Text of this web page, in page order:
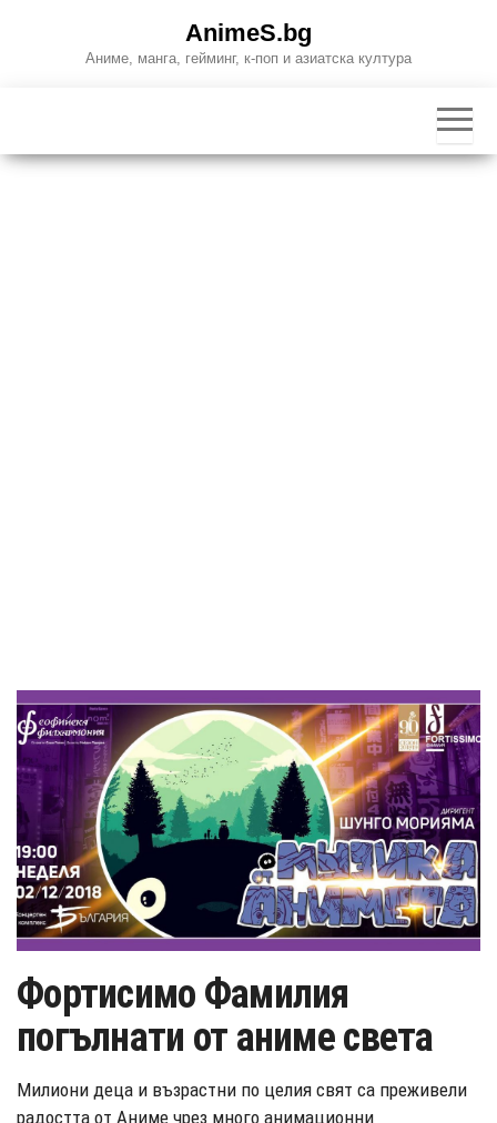
AnimeS.bg
Аниме, манга, гейминг, к-поп и азиатска култура
Фортисимо Фамилия
погълнати от аниме света
Милиони деца и възрастни по целия свят са преживели
радостта от Аниме чрез много анимационни